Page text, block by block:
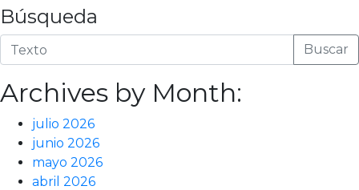
Búsqueda
Buscar
Archives by Month:
julio 2026
junio 2026
mayo 2026
abril 2026